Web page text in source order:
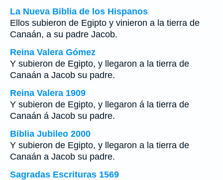
La Nueva Biblia de los Hispanos
Ellos subieron de Egipto y vinieron a la tierra de
Canaán, a su padre Jacob.
Reina Valera Gómez
Y subieron de Egipto, y llegaron a la tierra de
Canaán a Jacob su padre.
Reina Valera 1909
Y subieron de Egipto, y llegaron á la tierra de
Canaán á Jacob su padre.
Biblia Jubileo 2000
Y subieron de Egipto, y llegaron a la tierra de
Canaán a Jacob su padre.
Sagradas Escrituras 1569